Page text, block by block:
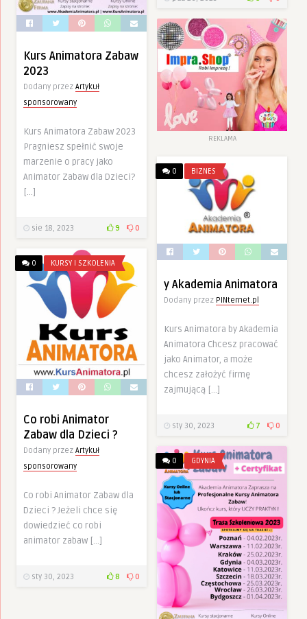
Kurs Animatora Zabaw
2023
Dodany przez Artykuł
sponsorowany
Kurs Animatora Zabaw 2023
Pragniesz spełnić swoje
marzenie o pracy jako
Animator Zabaw dla Dzieci?
[…]
sie 18, 2023 9 0
REKLAMA
0 BIZNES
y Akademia Animatora
Dodany przez PINternet.pl
Kurs Animatora by Akademia
Animatora Chcesz pracować
jako Animator, a może
chcesz założyć firmę
zajmującą […]
sty 30, 2023 7 0
0 KURSY I SZKOLENIA
Co robi Animator
Zabaw dla Dzieci ?
Dodany przez Artykuł
sponsorowany
Co robi Animator Zabaw dla
Dzieci ? Jeżeli chce się
dowiedzieć co robi
animator zabaw […]
sty 30, 2023 8 0
0 GDYNIA